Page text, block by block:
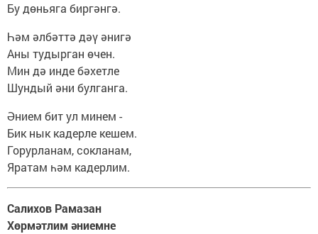
Бу дөньяга биргәнгә.
Һәм әлбәттә дәү әнигә
Аны тудырган өчен.
Мин дә инде бәхетле
Шундый әни булганга.
Әнием бит ул минем -
Бик нык кадерле кешем.
Горурланам, сокланам,
Яратам һәм кадерлим.
Салихов Рамазан
Хөрмәтлим әниемне